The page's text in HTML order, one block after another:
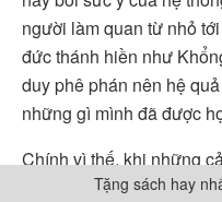
người làm quan từ nhỏ
đức thánh hiền như
duy phê phán nên hệ
những gì mình đã được
Chính vì thế, khi những
Khổng giáo thì họ chấp
Tặng sách hay